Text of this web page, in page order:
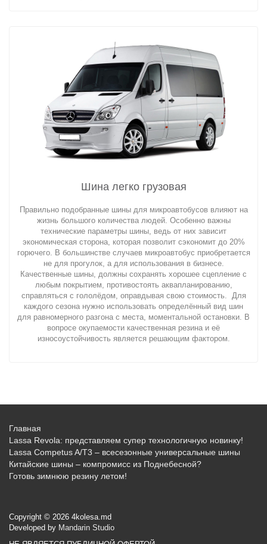
Шина легко грузовая
Правильно подобранные шины для микроавтобусов влияют на
жизнь большого количества людей. Особенно важны
технические параметры шины, ведь от них зависит
экономическая сторона, которая позволит сэкономит до 20%
горючего. В большинстве случаев микроавтобус приобретается
не для прогулок, а для использования в бизнесе.
Качественные шины, должны сохранять хорошее сцепление с
любым покрытием, противостоять аквапланированию,
справляться с гололёдом, оправдывая свою стоимость. Для
каждого сезона нужно использовать определённый вид шин
для равномерного разгона с места, моментальной остановки. В
вопросе окупаемости качественная резина и её
износоустойчивость является решающим фактором.
Главная
Lassa Revola: представляем супер технологичную новинку!
Lassa Competus A/T3 – всесезонные универсальные шины
Китайские шины – компромисс из Поднебесной?
Готовь зимнюю резину летом!
Copyright © 2026 4kolesa.md
Developed by Mandarin Studio